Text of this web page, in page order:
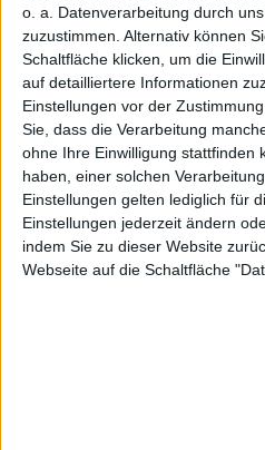
o. a. Datenverarbeitung durch
zuzustimmen. Alternativ können
Schaltfläche klicken, um die
auf detailliertere Informationen
Einstellungen vor der
Sie, dass die Verarbeitung
ohne Ihre Einwilligung stattfinden
haben, einer solchen
Einstellungen gelten lediglich für
Einstellungen jederzeit ändern
indem Sie zu dieser Website
Webseite auf die Schaltfläche
Grund genug fürApple, die
wirbeln und einen
Der erste seiner Art hat es
derzeit nur auf englisch
Siri
, die persönliche
Erste, womitAppledas neue
bewerben möchte. Im
hat Apple nun den ersten
genau darum kümmert.